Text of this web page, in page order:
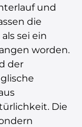
und
die
sei ein
worden.
der
Die